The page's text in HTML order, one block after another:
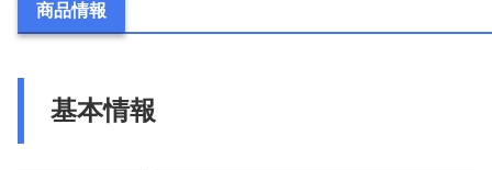
商品情報
基本情報